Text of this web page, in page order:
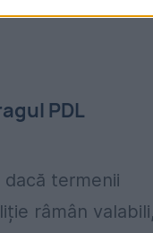
PDL
dacă termenii
râmân valabili,